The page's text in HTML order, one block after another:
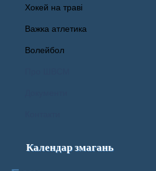
Хокей на траві
Важка атлетика
Волейбол
Календар змагань